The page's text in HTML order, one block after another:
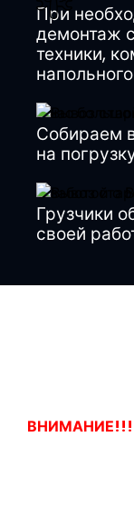
При
демонтаж
техники,
У нас
Собираем
на
С заботой о
Грузчики
своей
ВНИМАНИЕ!!!